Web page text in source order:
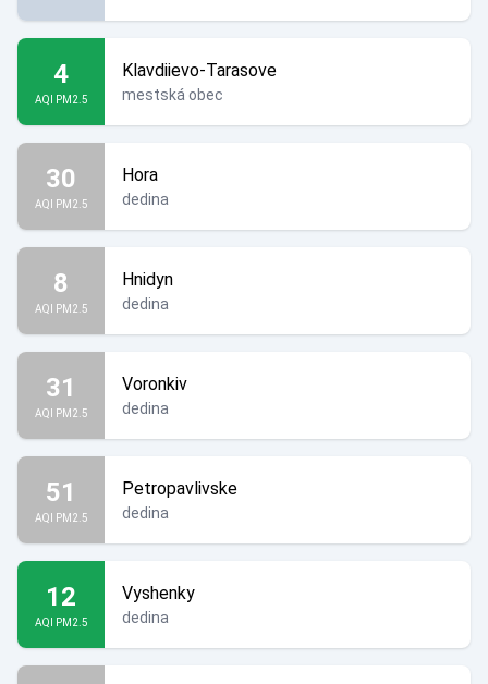
4
AQI PM2.5
Klavdiievo-Tarasove
mestská obec
30
AQI PM2.5
Hora
dedina
8
AQI PM2.5
Hnidyn
dedina
31
AQI PM2.5
Voronkiv
dedina
51
AQI PM2.5
Petropavlivske
dedina
12
AQI PM2.5
Vyshenky
dedina